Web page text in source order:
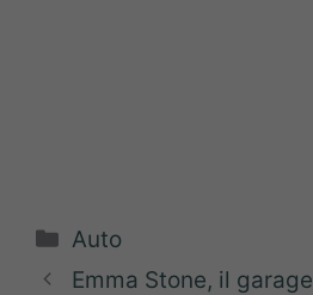
Categorie
Auto
Emma Stone, il